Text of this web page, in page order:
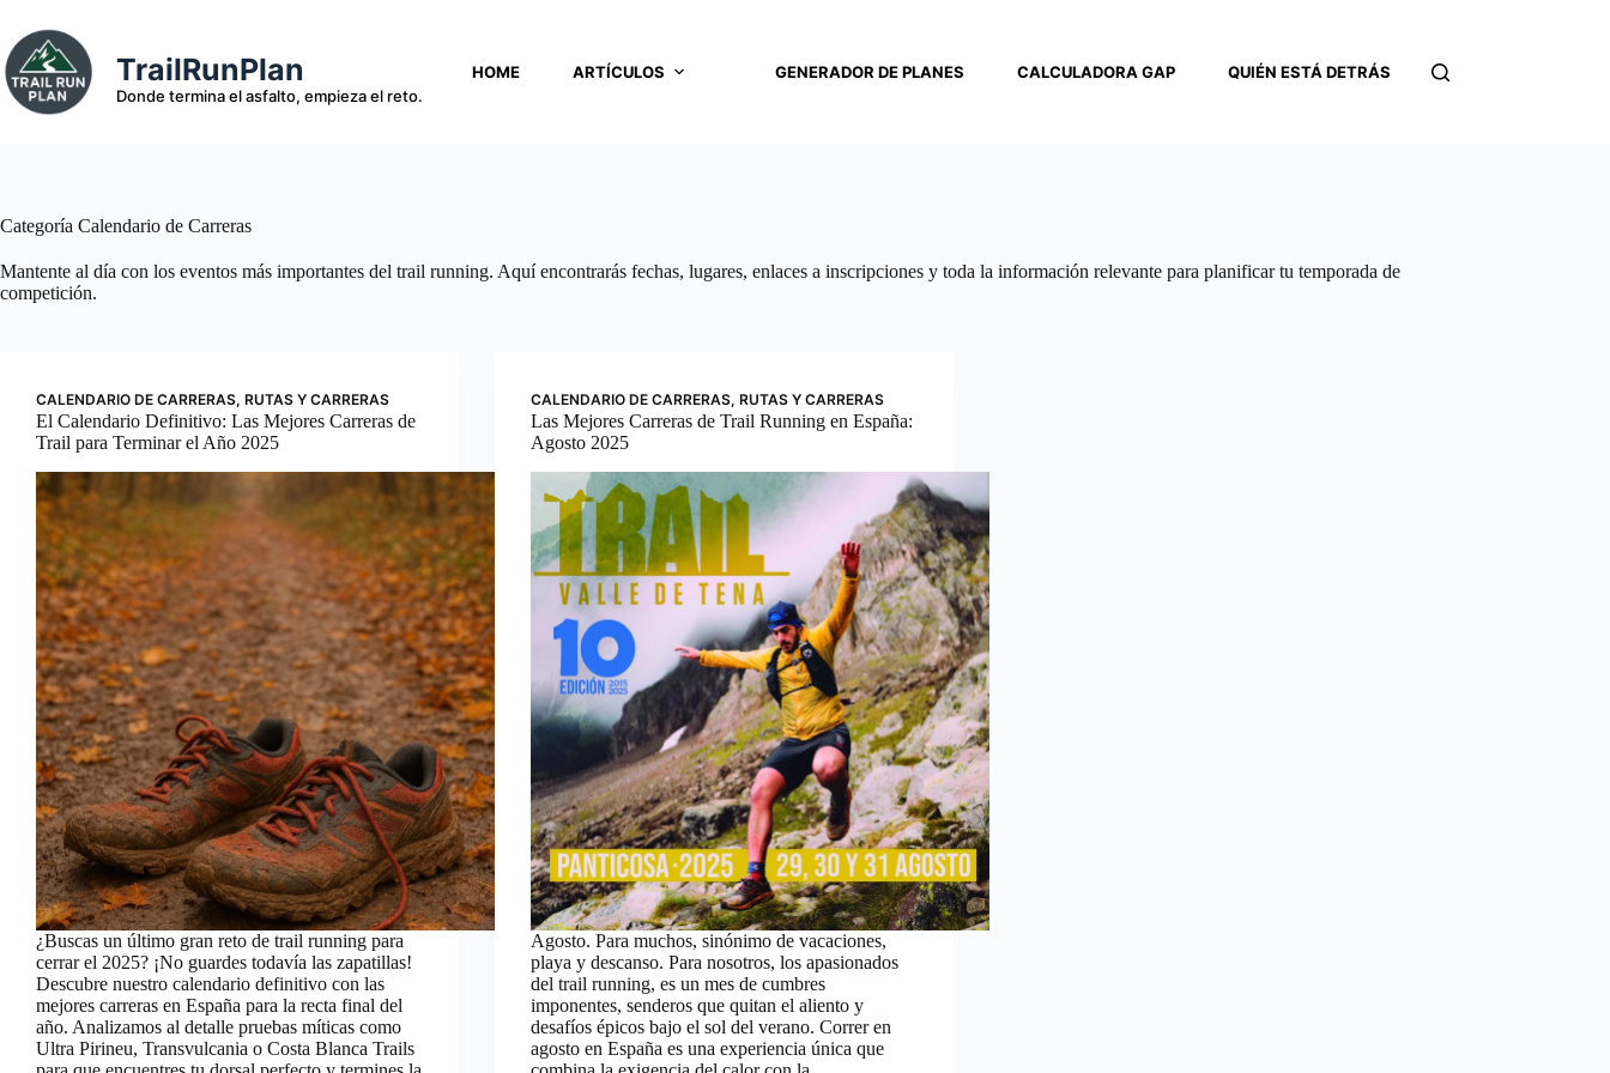
contenido
TrailRunPlan
Donde termina el asfalto, empieza el reto.
HOME ARTÍCULOS GENERADOR DE PLANES CALCULADORA GAP QUIÉN ESTÁ DETRÁS CONTACTO
Categoría Calendario de Carreras
Mantente al día con los eventos más importantes del trail running. Aquí encontrarás fechas, lugares, enlaces a inscripciones y toda la información relevante para planificar tu temporada de
competición.
CALENDARIO DE CARRERAS, RUTAS Y CARRERAS
El Calendario Definitivo: Las Mejores Carreras de
Trail para Terminar el Año 2025
¿Buscas un último gran reto de trail running para
cerrar el 2025? ¡No guardes todavía las zapatillas!
Descubre nuestro calendario definitivo con las
mejores carreras en España para la recta final del
año. Analizamos al detalle pruebas míticas como
Ultra Pirineu, Transvulcania o Costa Blanca Trails
CALENDARIO DE CARRERAS,RUTAS Y CARRERAS
Las Mejores Carreras de Trail Running en España:
Agosto 2025
Agosto. Para muchos, sinónimo de vacaciones,
playa y descanso. Para nosotros, los apasionados
del trail running, es un mes de cumbres
imponentes, senderos que quitan el aliento y
desafíos épicos bajo el sol del verano. Correr en
agosto en España es una experiencia única que